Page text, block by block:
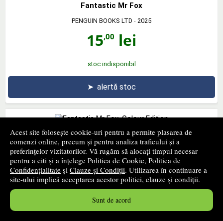
Acest site folosește cookie-uri pentru a permite plasarea de
comenzi online, precum și pentru analiza traficului și a
preferințelor vizitatorilor. Vă rugăm să alocați timpul necesar
pentru a citi și a înțelege Politica de Cookie, Politica de
Confidențialitate și Clauze și Condiții. Utilizarea în continuare a
site-ului implică acceptarea acestor politici, clauze și condiții.
Sunt de acord
Fantastic Mr Fox
PENGUIN BOOKS LTD - 2025
15,00 lei
stoc indisponibil
➤ alertă stoc
Fantastic Mr Fox. Colour Edition
PENGUIN BOOKS LTD- 2025
25,00lei
stoc indisponibil